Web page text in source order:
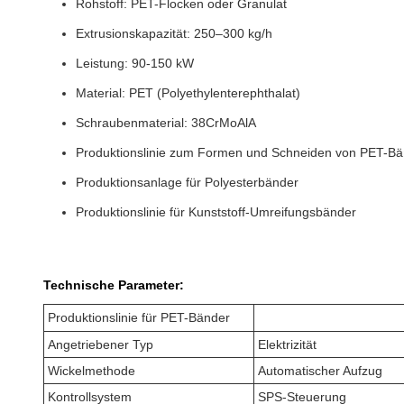
Rohstoff: PET-Flocken oder Granulat
Extrusionskapazität: 250–300 kg/h
Leistung: 90-150 kW
Material: PET (Polyethylenterephthalat)
Schraubenmaterial: 38CrMoAlA
Produktionslinie zum Formen und Schneiden von PET-
Produktionsanlage für Polyesterbänder
Produktionslinie für Kunststoff-Umreifungsbänder
Technische Parameter:
Produktionslinie für PET-Bänder
Angetriebener Typ
Elektrizität
Wickelmethode
Automatischer Aufzug
Kontrollsystem
SPS-Steuerung